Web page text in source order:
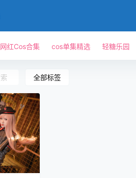
网红Cos合集 cos单集精选 轻糖乐园
全部标签